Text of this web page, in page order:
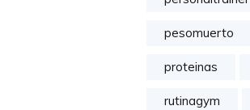
pesomuerto
proteinas
rutinagym